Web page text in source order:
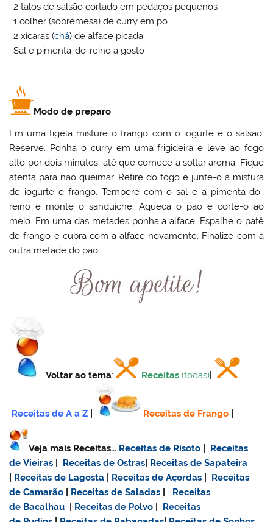
. 2 talos de salsão cortado em pedaços pequenos
. 1 colher (sobremesa) de curry em pó
. 2 xícaras (chá) de alface picada
. Sal e pimenta-do-reino a gosto
Modo de preparo
Em uma tigela misture o frango com o iogurte e o salsão.
Reserve. Ponha o curry em uma frigideira e leve ao fogo
alto por dois minutos, até que comece a soltar aroma. Fique
atenta para não queimar. Retire do fogo e junte-o à mistura
de iogurte e frango. Tempere com o sal e a pimenta-do-
reino e monte o sanduíche. Aqueça o pão e corte-o ao
meio. Em uma das metades ponha a alface. Espalhe o patê
de frango e cubra com a alface novamente. Finalize com a
outra metade do pão.
Voltar ao tema: Receitas (todas)
Receitas de A a Z Receitas de Frango
Veja mais Receitas… Receitas de Risoto
Receitas
de Vieiras
Receitas de Ostras Receitas de Sapateira
Receitas de Lagosta Receitas de Açordas
Receitas
de Camarão
Receitas de Saladas
Receitas
de Bacalhau
Receitas de Polvo
Receitas